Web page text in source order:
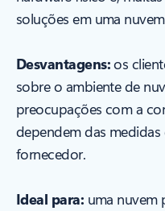
soluções em uma
Desvantagens:os
sobre o ambiente de
preocupações com a
dependem das
fornecedor.
Ideal para: uma nuvem